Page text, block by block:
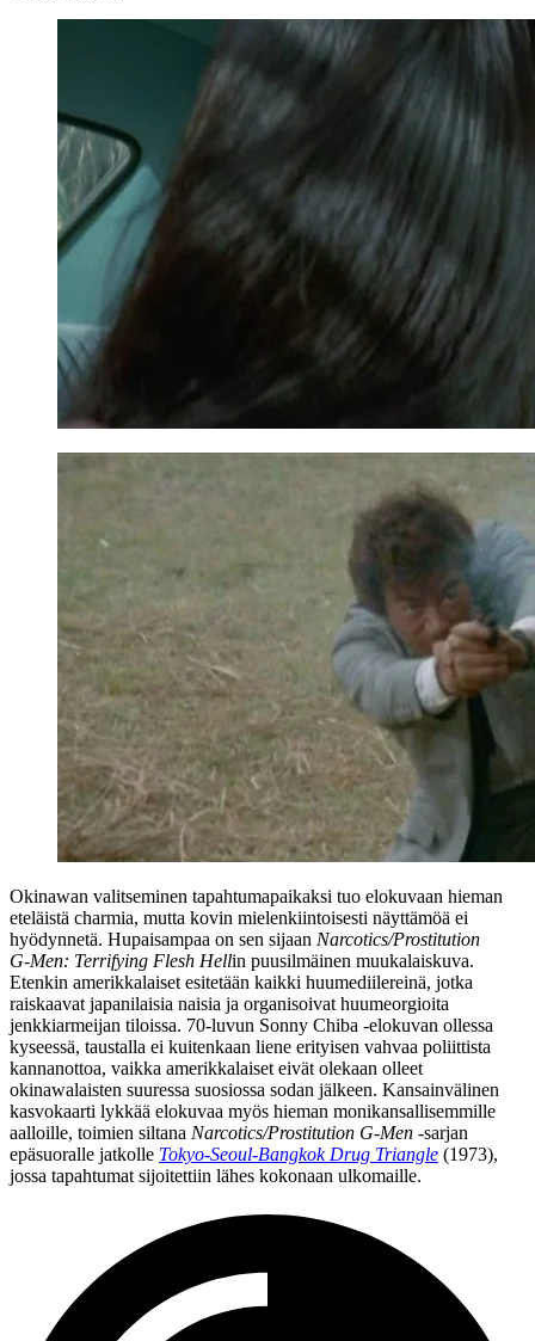
Okinawan valitseminen tapahtumapaikaksi tuo elokuvaan hieman
eteläistä charmia, mutta kovin mielenkiintoisesti näyttämöä ei
hyödynnetä. Hupaisampaa on sen sijaan Narcotics/Prostitution
G‑Men: Terrifying Flesh Hellin puusilmäinen muukalaiskuva.
Etenkin amerikkalaiset esitetään kaikki huumediilereinä, jotka
raiskaavat japanilaisia naisia ja organisoivat huumeorgioita
jenkkiarmeijan tiloissa. 70‑luvun Sonny Chiba ‑elokuvan ollessa
kyseessä, taustalla ei kuitenkaan liene erityisen vahvaa poliittista
kannanottoa, vaikka amerikkalaiset eivät olekaan olleet
okinawalaisten suuressa suosiossa sodan jälkeen. Kansainvälinen
kasvokaarti lykkää elokuvaa myös hieman monikansallisemmille
aalloille, toimien siltana Narcotics/Prostitution G‑Men ‑sarjan
epäsuoralle jatkolle Tokyo-Seoul-Bangkok Drug Triangle (1973),
jossa tapahtumat sijoitettiin lähes kokonaan ulkomaille.